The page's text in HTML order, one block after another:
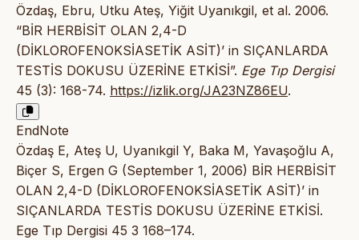
Özdaş, Ebru, Utku Ateş, Yiğit Uyanıkgil, et al. 2006.
“BİR HERBİSİT OLAN 2,4-D
(DİKLOROFENOKSİASETİK ASİT)’ in SIÇANLARDA
TESTİS DOKUSU ÜZERİNE ETKİSİ”. Ege Tıp Dergisi
45 (3): 168-74. https://izlik.org/JA23NZ86EU.
EndNote
Özdaş E, Ateş U, Uyanıkgil Y, Baka M, Yavaşoğlu A,
Biçer S, Ergen G (September 1, 2006) BİR HERBİSİT
OLAN 2,4-D (DİKLOROFENOKSİASETİK ASİT)’ in
SIÇANLARDA TESTİS DOKUSU ÜZERİNE ETKİSİ.
Ege Tıp Dergisi 45 3 168–174.